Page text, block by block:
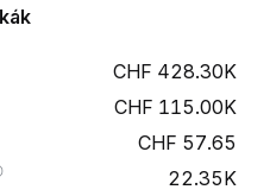
428.30K
115.00K
57.65
22.35K